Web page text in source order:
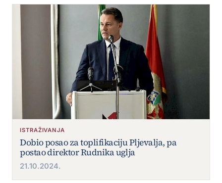
ISTRAŽIVANJA
Dobio posao za toplifikaciju Pljevalja, pa
postao direktor Rudnika uglja
21.10.2024.